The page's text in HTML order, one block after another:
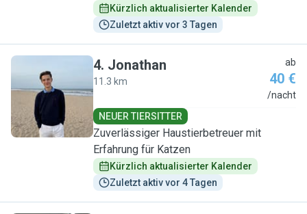
Kürzlich aktualisierter Kalender
Zuletzt aktiv vor 3 Tagen
J
4. Jonathan
11.3 km
ab
40 €
/nacht
NEUER TIERSITTER
Zuverlässiger Haustierbetreuer mit
Erfahrung für Katzen
Kürzlich aktualisierter Kalender
Zuletzt aktiv vor 4 Tagen